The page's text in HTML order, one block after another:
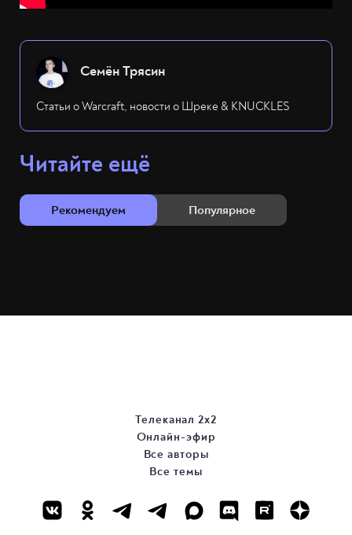
Семён Трясин
Статьи о Warcraft, новости о Шреке & KNUCKLES
Читайте ещё
Рекомендуем Популярное
Телеканал 2х2
Онлайн-эфир
Все авторы
Все темы